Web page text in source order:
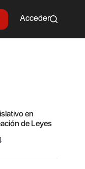
Acceder
en
de Leyes